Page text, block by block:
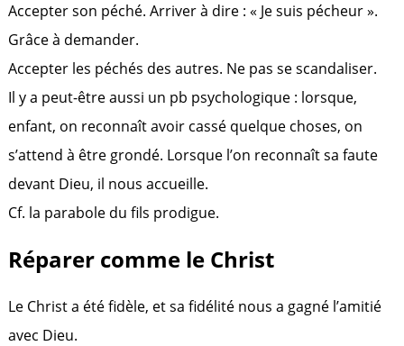
Accepter son péché. Arriver à dire : « Je suis pécheur ».
Grâce à demander.
Accepter les péchés des autres. Ne pas se scandaliser.
Il y a peut-être aussi un pb psychologique : lorsque,
enfant, on reconnaît avoir cassé quelque choses, on
s’attend à être grondé. Lorsque l’on reconnaît sa faute
devant Dieu, il nous accueille.
Cf. la parabole du fils prodigue.
Réparer comme le Christ
Le Christ a été fidèle, et sa fidélité nous a gagné l’amitié
avec Dieu.